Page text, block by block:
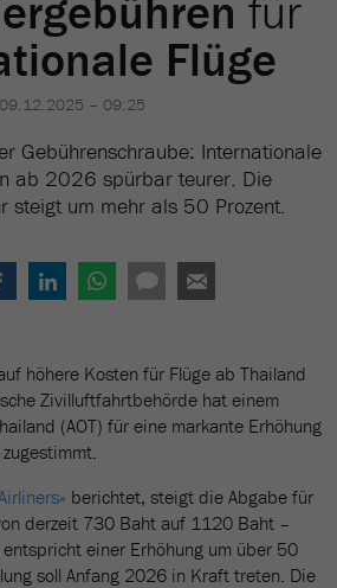
Flüge
09.12.2025 – 09:25
Gebührenschraube: Internationale
ab 2026 spürbar teurer. Die
steigt um mehr als 50 Prozent.
höhere Kosten für Flüge ab Thailand
Zivilluftfahrtbehörde hat einem
(AOT) für eine markante Erhöhung
berichtet, steigt die Abgabe für
derzeit 730 Baht auf 1120 Baht –
einer Erhöhung um über 50
soll Anfang 2026 in Kraft treten. Die